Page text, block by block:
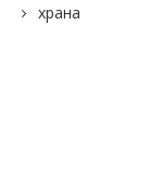
храна